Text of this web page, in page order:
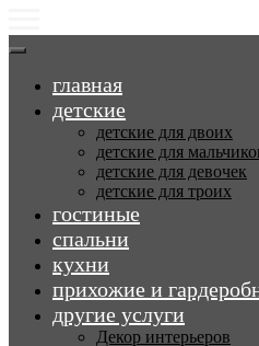
главная
детские
детские для двоих
детские для
детские для девочек
детские для троих
гостиные
спальни
кухни
прихожие и
другие услуги
Декор интерьеров